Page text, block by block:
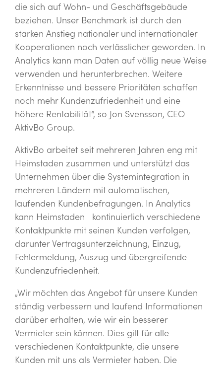
die sich auf Wohn- und Geschäftsgebäude
beziehen. Unser Benchmark ist durch den
starken Anstieg nationaler und internationaler
Kooperationen noch verlässlicher geworden. In
Analytics kann man Daten auf völlig neue Weise
verwenden und herunterbrechen. Weitere
Erkenntnisse und bessere Prioritäten schaffen
noch mehr Kundenzufriedenheit und eine
höhere Rentabilität“, so Jon Svensson, CEO
AktivBo Group.
AktivBo arbeitet seit mehreren Jahren eng mit
Heimstaden zusammen und unterstützt das
Unternehmen über die Systemintegration in
mehreren Ländern mit automatischen,
laufenden Kundenbefragungen. In Analytics
kann Heimstaden kontinuierlich verschiedene
Kontaktpunkte mit seinen Kunden verfolgen,
darunter Vertragsunterzeichnung, Einzug,
Fehlermeldung, Auszug und übergreifende
Kundenzufriedenheit.
„Wir möchten das Angebot für unsere Kunden
ständig verbessern und laufend Informationen
darüber erhalten, wie wir ein besserer
Vermieter sein können. Dies gilt für alle
verschiedenen Kontaktpunkte, die unsere
Kunden mit uns als Vermieter haben. Die